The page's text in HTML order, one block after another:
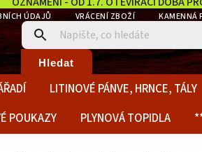
ÚDAJŮ VRÁCENÍ ZBOŽÍ KAMENNÁ
Hledat
LITINOVÉ PÁNVE, HRNCE, TÁLY
POUKAZY PLYNOVÁ TOPIDLA